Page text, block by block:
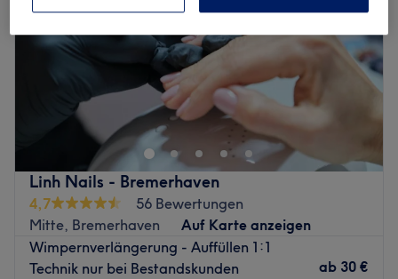
Linh Nails - Bremerhaven
4,7
56 Bewertungen
Mitte, Bremerhaven
Auf Karte anzeigen
Wimpernverlängerung - Auffüllen 1:1
Technik nur bei Bestandskunden
ab 30 €